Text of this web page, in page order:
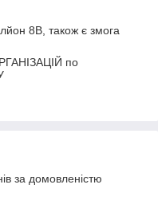
8В, також є змога
по
за домовленістю